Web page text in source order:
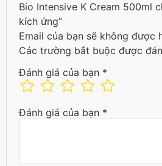
Bio Intensive K Cream 500ml
kích ứng”
Email của bạn sẽ không được
Các trường bắt buộc được
Đánh giá của bạn *
Đánh giá của bạn *